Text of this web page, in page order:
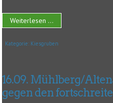
Weiterlesen ...
Kategorie: Kiesgruben
16.09. Mühlberg/
gegen den